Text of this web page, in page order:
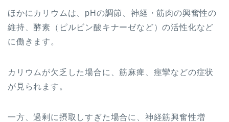
ほかにカリウムは、pHの調節、神経・筋肉の興奮性の
維持、 酵素（ピルビン酸キナーゼなど）の活性化など
に働きます。
カリウムが欠乏した場合に、筋麻痺、痙攣などの症状
が見られます。
一方、過剰に摂取しすぎた場合に、神経筋興奮性増